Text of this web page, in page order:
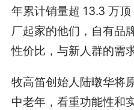
年累计销量超 13.3 万
厂起家的他们，自有品
性价比，与新人群的需
牧高笛创始人陆暾华将
中老年，看重功能性和